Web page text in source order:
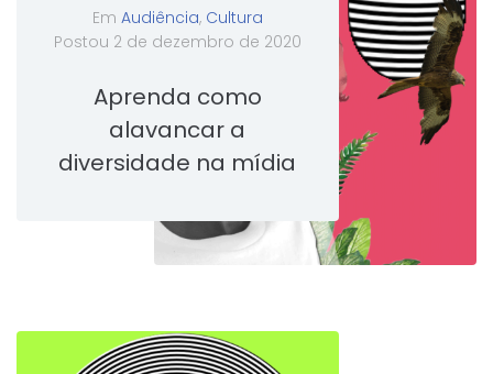
Em Audiência, Cultura
Postou 2 de dezembro de 2020
Aprenda como
alavancar a
diversidade na mídia